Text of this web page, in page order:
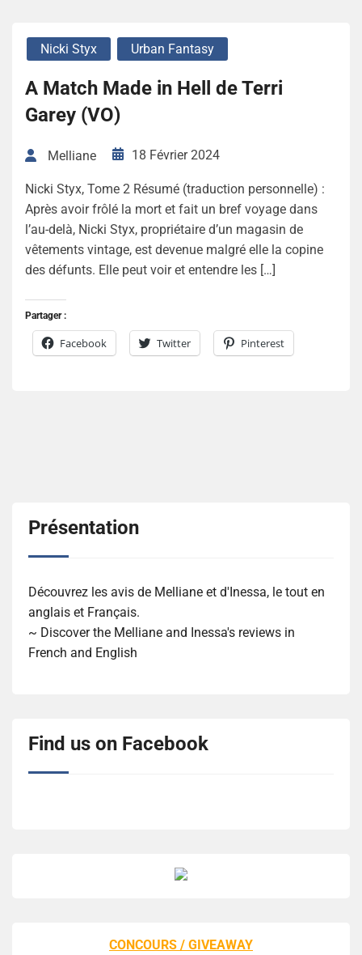
Nicki Styx Urban Fantasy
A Match Made in Hell de Terri
Garey (VO)
Melliane 18 Février 2024
Nicki Styx, Tome 2 Résumé (traduction personnelle) :
Après avoir frôlé la mort et fait un bref voyage dans
l’au-delà, Nicki Styx, propriétaire d’un magasin de
vêtements vintage, est devenue malgré elle la copine
des défunts. Elle peut voir et entendre les […]
Partager :
Facebook Twitter Pinterest
Présentation
Découvrez les avis de Melliane et d'Inessa, le tout en
anglais et Français.
~ Discover the Melliane and Inessa's reviews in
French and English
Find us on Facebook
CONCOURS / GIVEAWAY